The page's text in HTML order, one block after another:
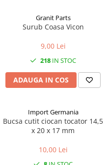
Granit Parts
Surub Coasa Vicon
9,00 Lei
218 IN STOC
ADAUGA IN COS
Import Germania
Bucsa cutit ciocan tocator 14,5
x 20 x 17 mm
10,00 Lei